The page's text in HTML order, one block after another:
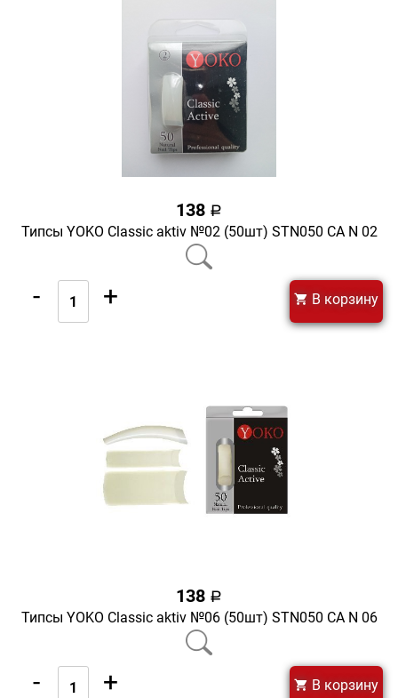
138 a
Типсы YOKO Classic aktiv №02 (50шт) STN050 CA N 02
- + В корзину
138 a
Типсы YOKO Classic aktiv №06 (50шт) STN050 CA N 06
- + В корзину